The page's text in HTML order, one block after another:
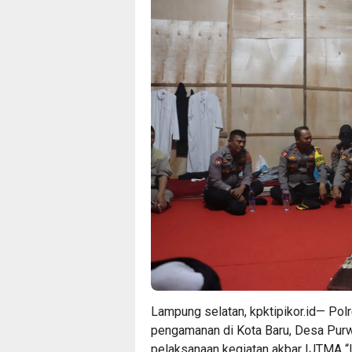
Lampung selatan, kpktipikor.id—
pengamanan di Kota Baru, Desa
pelaksanaan kegiatan akbar IJTMA